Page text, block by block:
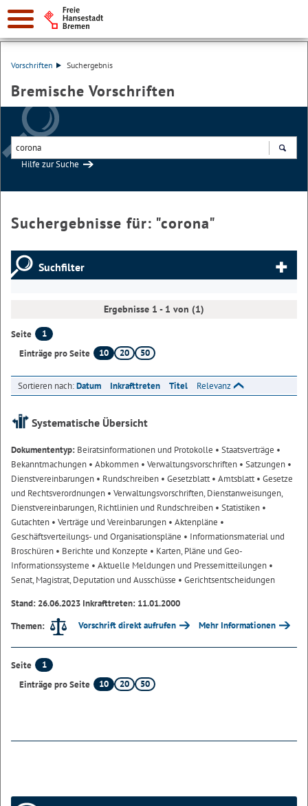
Vorschriften Suchergebnis
Bremische Vorschriften
Hilfe zur Suche
Suchergebnisse für: "corona"
Suchfilter
Ergebnisse 1 - 1 von (1)
Seite
1
Einträge pro Seite
10 20 50
Sortieren nach:Datum Inkrafttreten Titel Relevanz
Systematische Übersicht
Dokumententyp: Beiratsinformationen und Protokolle • Staatsverträge •
Bekanntmachungen • Abkommen • Verwaltungsvorschriften • Satzungen •
Dienstvereinbarungen • Rundschreiben • Gesetzblatt• Amtsblatt• Gesetze
und Rechtsverordnungen • Verwaltungsvorschriften, Dienstanweisungen,
Dienstvereinbarungen, Richtlinien und Rundschreiben • Statistiken •
Gutachten • Verträge und Vereinbarungen • Aktenpläne •
Geschäftsverteilungs- und Organisationspläne • Informationsmaterial und
Broschüren • Berichte und Konzepte • Karten, Pläne und Geo-
Informationssysteme • Aktuelle Meldungen und Pressemitteilungen •
Senat, Magistrat, Deputation und Ausschüsse • Gerichtsentscheidungen
Stand: 26.06.2023 Inkrafttreten: 11.01.2000
Themen:
Vorschrift direkt aufrufen Mehr Informationen
Seite
1
Einträge pro Seite
10 20 50